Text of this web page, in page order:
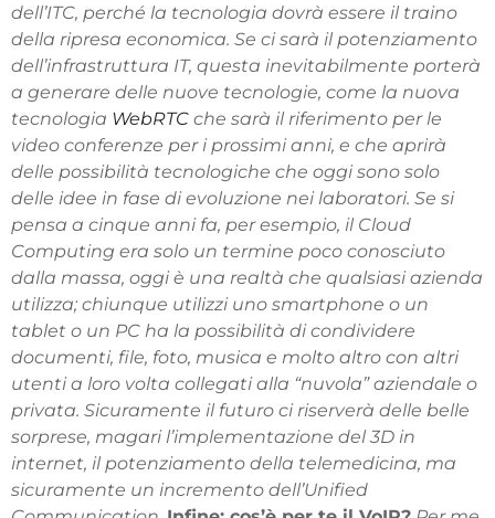
dell’ITC, perché la tecnologia dovrà essere il traino
della ripresa economica. Se ci sarà il potenziamento
dell’infrastruttura IT, questa inevitabilmente porterà
a generare delle nuove tecnologie, come la nuova
tecnologia WebRTC che sarà il riferimento per le
video conferenze per i prossimi anni, e che aprirà
delle possibilità tecnologiche che oggi sono solo
delle idee in fase di evoluzione nei laboratori. Se si
pensa a cinque anni fa, per esempio, il Cloud
Computing era solo un termine poco conosciuto
dalla massa, oggi è una realtà che qualsiasi azienda
utilizza; chiunque utilizzi uno smartphone o un
tablet o un PC ha la possibilità di condividere
documenti, file, foto, musica e molto altro con altri
utenti a loro volta collegati alla “nuvola” aziendale o
privata. Sicuramente il futuro ci riserverà delle belle
sorprese, magari l’implementazione del 3D in
internet, il potenziamento della telemedicina, ma
sicuramente un incremento dell’Unified